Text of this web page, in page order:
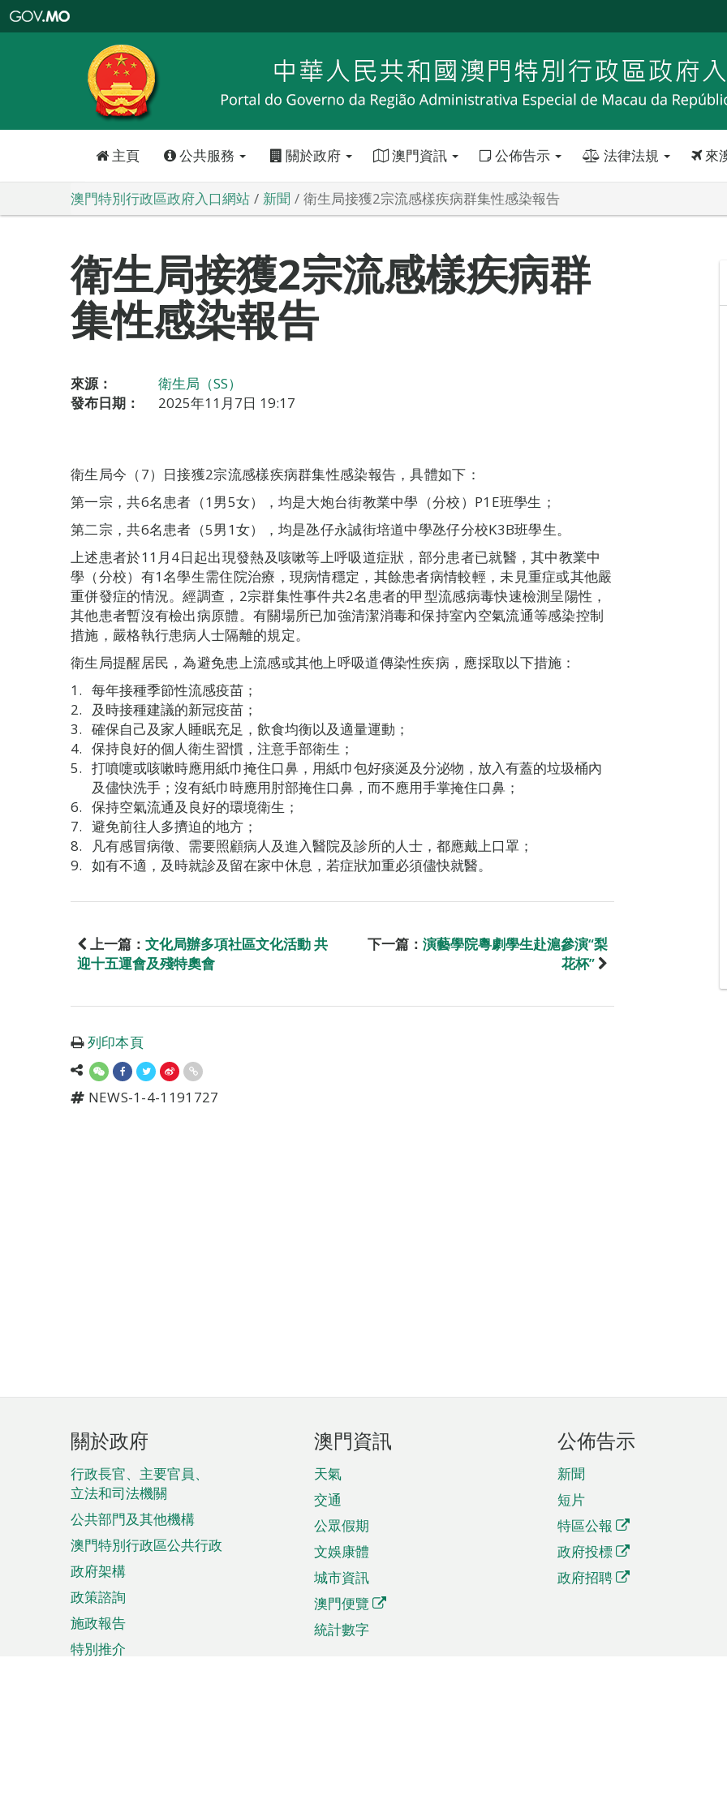
特
政
區
政
口
主頁 公共服務 關於政府 澳門資訊 公佈告示 法律法規 來
澳門特別行政區政府入口網站 新聞 衛生局接獲2宗流感樣疾病群集性感染報告
衛生局接獲2宗流感樣疾病群
集性感染報告
來源：
衛生局（SS）
發布日期：
2025年11月7日 19:17
衛生局今（7）日接獲2宗流感樣疾病群集性感染報告，具體如下：
第一宗，共6名患者（1男5女），均是大炮台街教業中學（分校）P1E班學生；
第二宗，共6名患者（5男1女），均是氹仔永誠街培道中學氹仔分校K3B班學生。
上述患者於11月4日起出現發熱及咳嗽等上呼吸道症狀，部分患者已就醫，其中教業中
學（分校）有1名學生需住院治療，現病情穩定，其餘患者病情較輕，未見重症或其他嚴
重併發症的情況。經調查，2宗群集性事件共2名患者的甲型流感病毒快速檢測呈陽性，
其他患者暫沒有檢出病原體。有關場所已加強清潔消毒和保持室內空氣流通等感染控制
措施，嚴格執行患病人士隔離的規定。
衛生局提醒居民，為避免患上流感或其他上呼吸道傳染性疾病，應採取以下措施：
每年接種季節性流感疫苗；
及時接種建議的新冠疫苗；
確保自己及家人睡眠充足，飲食均衡以及適量運動；
保持良好的個人衛生習慣，注意手部衛生；
打噴嚏或咳嗽時應用紙巾掩住口鼻，用紙巾包好痰涎及分泌物，放入有蓋的垃圾桶內
及儘快洗手；沒有紙巾時應用肘部掩住口鼻，而不應用手掌掩住口鼻；
保持空氣流通及良好的環境衛生；
避免前往人多擠迫的地方；
凡有感冒病徵、需要照顧病人及進入醫院及診所的人士，都應戴上口罩；
如有不適，及時就診及留在家中休息，若症狀加重必須儘快就醫。
上一篇： 文化局辦多項社區文化活動 共
迎十五運會及殘特奧會
下一篇： 演藝學院粵劇學生赴滬參演“梨
花杯”
列印本頁
NEWS-1-4-1191727
頁
腳
菜
單
關於政府
行政長官、主要官員、
立法和司法機關
公共部門及其他機構
澳門特別行政區公共行政
政府架構
政策諮詢
施政報告
特別推介
澳門資訊
天氣
交通
公眾假期
文娛康體
城市資訊
澳門便覽
統計數字
公佈告示
新聞
短片
特區公報
政府投標
政府招聘